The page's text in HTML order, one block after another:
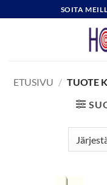
to
SOITA
ETUSIVU / TUOTE